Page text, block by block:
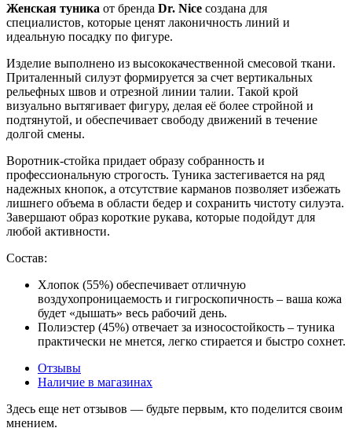
Женская туника от бренда Dr. Nice создана для
специалистов, которые ценят лаконичность линий и
идеальную посадку по фигуре.
Изделие выполнено из высококачественной смесовой ткани.
Приталенный силуэт формируется за счет вертикальных
рельефных швов и отрезной линии талии. Такой крой
визуально вытягивает фигуру, делая её более стройной и
подтянутой, и обеспечивает свободу движений в течение
долгой смены.
Воротник-стойка придает образу собранность и
профессиональную строгость. Туника застегивается на ряд
надежных кнопок, а отсутствие карманов позволяет избежать
лишнего объема в области бедер и сохранить чистоту силуэта.
Завершают образ короткие рукава, которые подойдут для
любой активности.
Состав:
Хлопок (55%) обеспечивает отличную
воздухопроницаемость и гигроскопичность – ваша кожа
будет «дышать» весь рабочий день.
Полиэстер (45%) отвечает за износостойкость – туника
практически не мнется, легко стирается и быстро сохнет.
Отзывы
Наличие в магазинах
Здесь еще нет отзывов — будьте первым, кто поделится своим
мнением.